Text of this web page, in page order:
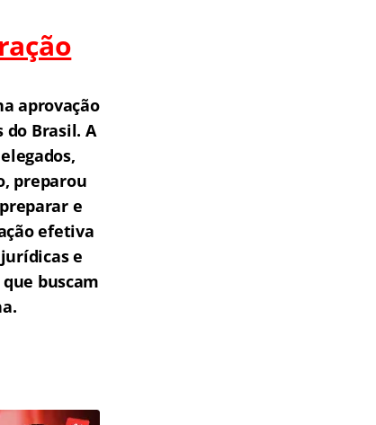
aprovação
do Brasil. A
preparou
e
efetiva
e
buscam